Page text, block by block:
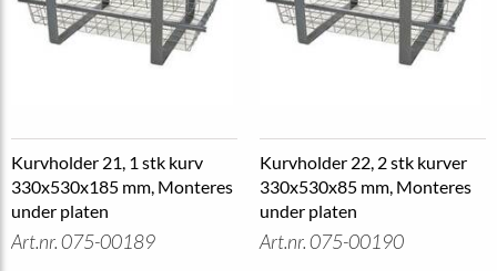
Kurvholder 21, 1 stk kurv
330x530x185 mm, Monteres
under platen
Art.nr. 075-00189
Kurvholder 22, 2 stk kurver
330x530x85 mm, Monteres
under platen
Art.nr. 075-00190